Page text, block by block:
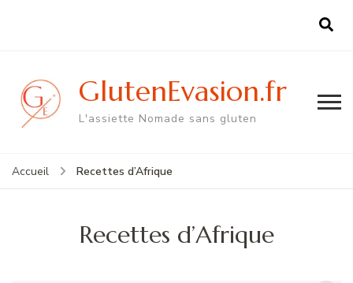
GlutenEvasion.fr
L'assiette Nomade sans gluten
Accueil Recettes d’Afrique
Recettes d’Afrique